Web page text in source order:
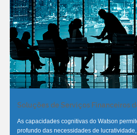
Soluções de Serviços Financeiros
As capacidades cognitivas do Watson
profundo das necessidades de